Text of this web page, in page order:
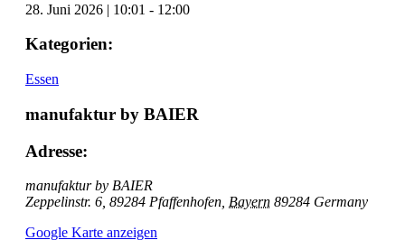
28. Juni 2026 | 10:01 - 12:00
Kategorien:
Essen
manufaktur by BAIER
Adresse:
manufaktur by BAIER
Zeppelinstr. 6, 89284 Pfaffenhofen Bayern 89284 Germany
Google Karte anzeigen